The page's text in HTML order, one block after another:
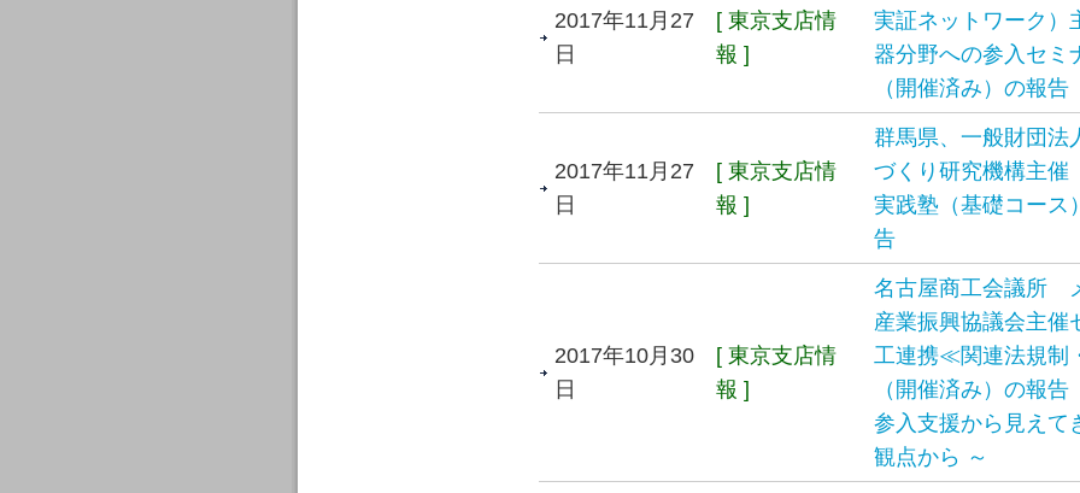
2017年11月27
日
[ 東京支店情
報 ]
実証ネットワーク）
器分野への参入セミ
（開催済み）の報告
2017年11月27
日
[ 東京支店情
報 ]
群馬県、一般財団法
づくり研究機構主催
実践塾（基礎コース
告
2017年10月30
日
[ 東京支店情
報 ]
名古屋商工会議所
産業振興協議会主
工連携≪関連法規制
（開催済み）の報
参入支援から見え
観点から ～